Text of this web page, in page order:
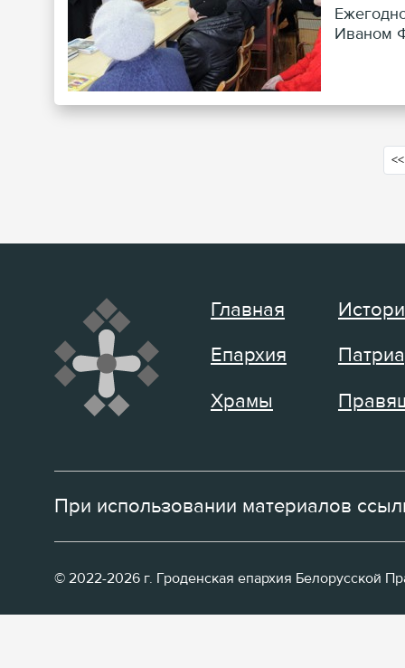
Иваном
<<
Главная
Епархия
Храмы
При использовании материалов
© 2022-2026 г. Гроденская епархия Белорусской